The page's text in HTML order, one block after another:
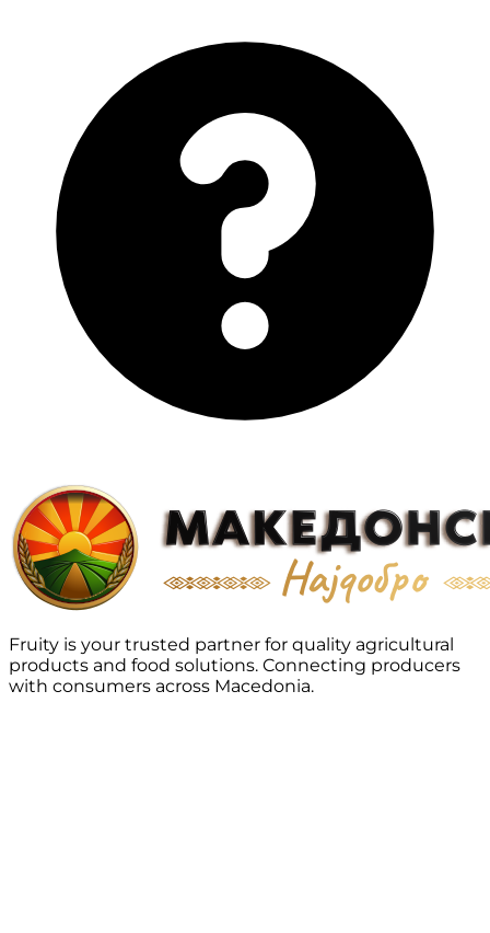
Fruity is your trusted partner for quality agricultural
products and food solutions. Connecting producers
with consumers across Macedonia.